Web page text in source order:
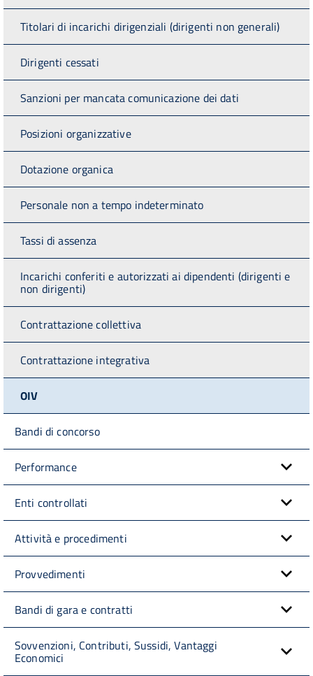
Titolari di incarichi dirigenziali (dirigenti non generali)
Dirigenti cessati
Sanzioni per mancata comunicazione dei dati
Posizioni organizzative
Dotazione organica
Personale non a tempo indeterminato
Tassi di assenza
Incarichi conferiti e autorizzati ai dipendenti (dirigenti e
non dirigenti)
Contrattazione collettiva
Contrattazione integrativa
OIV
Bandi di concorso
Performance
Enti controllati
Attività e procedimenti
Provvedimenti
Bandi di gara e contratti
Sovvenzioni, Contributi, Sussidi, Vantaggi
Economici